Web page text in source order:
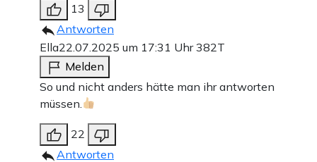
13
Antworten
Ella22.07.2025 um 17:31 Uhr382T
Melden
So und nicht anders hätte man ihr antworten
müssen.
22
Antworten